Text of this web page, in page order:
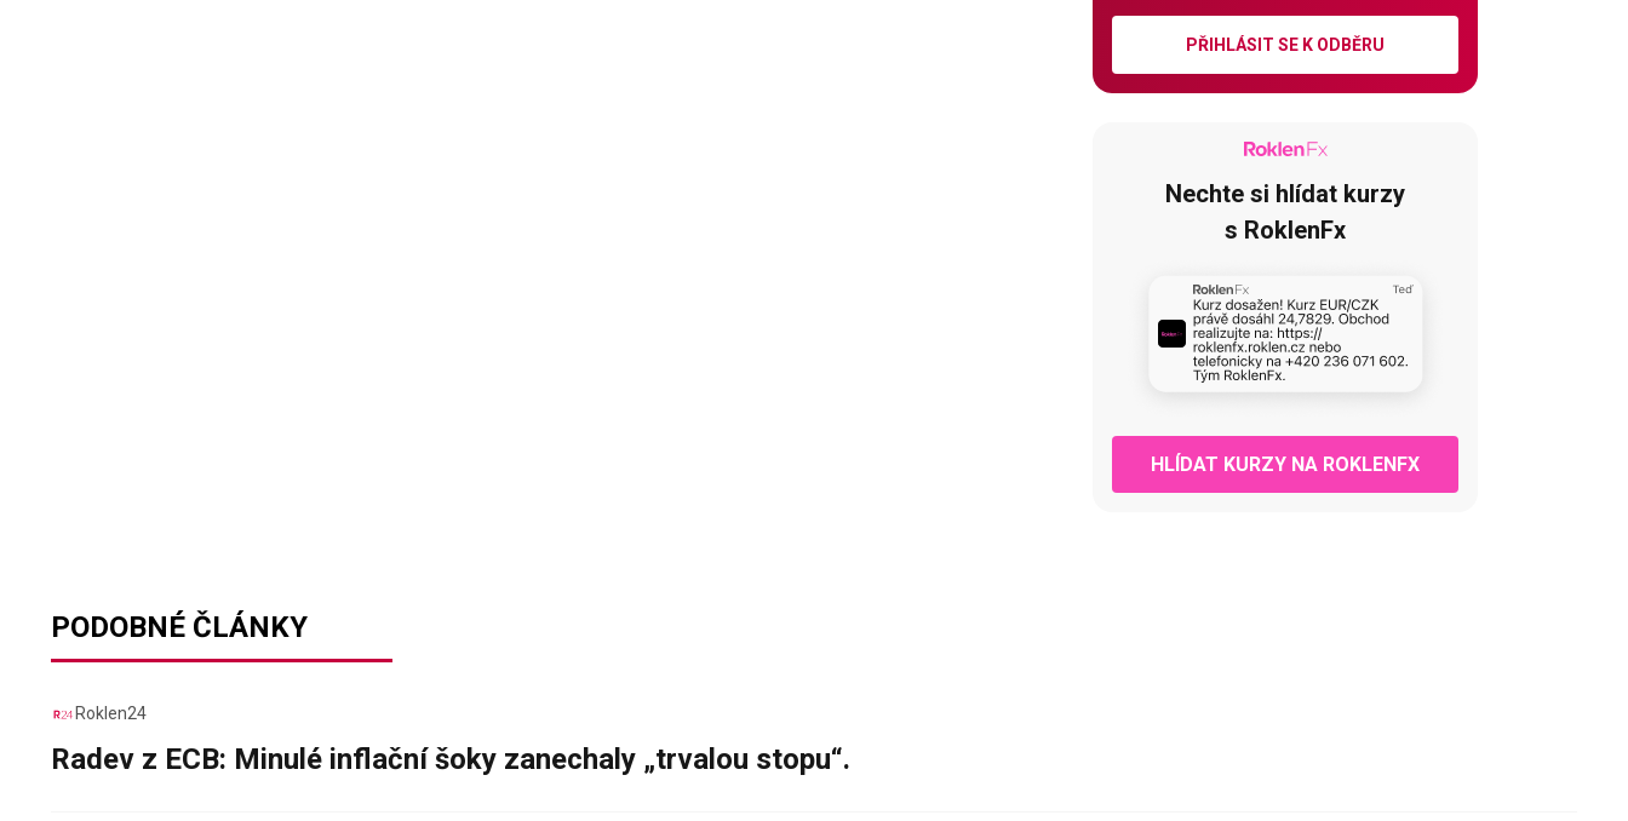
PŘIHLÁSIT SE K ODBĚRU
Nechte si hlídat kurzy
s RoklenFx
HLÍDAT KURZY NA ROKLENFX
PODOBNÉ ČLÁNKY
Roklen24
Radev z ECB: Minulé inflační šoky zanechaly „trvalou stopu“.